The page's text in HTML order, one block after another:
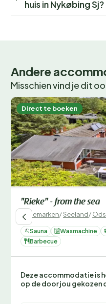
huis in Nykøbing Sj?
Andere
Misschien vind je dit
Direct te boeken
"Rieke" - from the sea
Denemarken/Seeland/
Sauna Wasmachine
Barbecue
Deze accommodatie is
op de door jou gekozen